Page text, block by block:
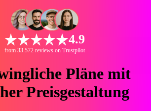
4.9
from 33.572 reviews on Trustpilot
Pläne mit
Preisgestaltung